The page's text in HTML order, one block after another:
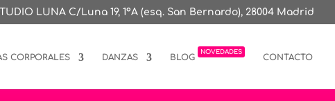
LUNA C/Luna 19, 1ºA (esq. San Bernardo), 28004 Madrid
CORPORALES DANZAS BLOG
NOVEDADES
CONTACTO